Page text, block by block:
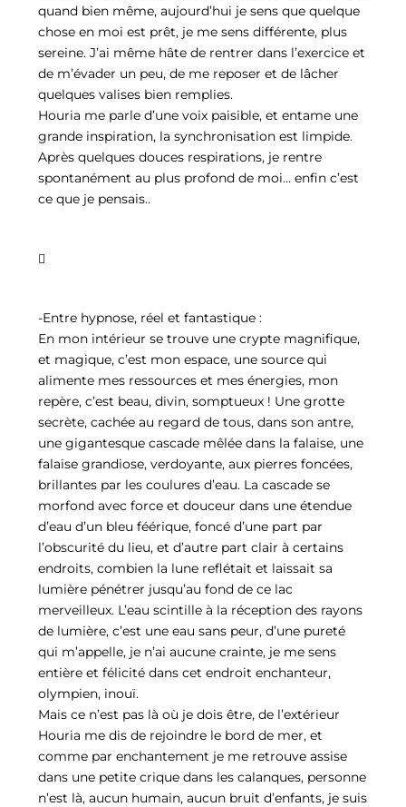
quand bien même, aujourd’hui je sens que quelque
chose en moi est prêt, je me sens différente, plus
sereine. J’ai même hâte de rentrer dans l’exercice et
de m’évader un peu, de me reposer et de lâcher
quelques valises bien remplies.
Houria me parle d’une voix paisible, et entame une
grande inspiration, la synchronisation est limpide.
Après quelques douces respirations, je rentre
spontanément au plus profond de moi… enfin c’est
ce que je pensais..

-Entre hypnose, réel et fantastique :
En mon intérieur se trouve une crypte magnifique,
et magique, c’est mon espace, une source qui
alimente mes ressources et mes énergies, mon
repère, c’est beau, divin, somptueux ! Une grotte
secrète, cachée au regard de tous, dans son antre,
une gigantesque cascade mêlée dans la falaise, une
falaise grandiose, verdoyante, aux pierres foncées,
brillantes par les coulures d’eau. La cascade se
morfond avec force et douceur dans une étendue
d’eau d’un bleu féérique, foncé d’une part par
l’obscurité du lieu, et d’autre part clair à certains
endroits, combien la lune reflétait et laissait sa
lumière pénétrer jusqu’au fond de ce lac
merveilleux. L’eau scintille à la réception des rayons
de lumière, c’est une eau sans peur, d’une pureté
qui m’appelle, je n’ai aucune crainte, je me sens
entière et félicité dans cet endroit enchanteur,
olympien, inouï.
Mais ce n’est pas là où je dois être, de l’extérieur
Houria me dis de rejoindre le bord de mer, et
comme par enchantement je me retrouve assise
dans une petite crique dans les calanques, personne
n’est là, aucun humain, aucun bruit d’enfants, je suis